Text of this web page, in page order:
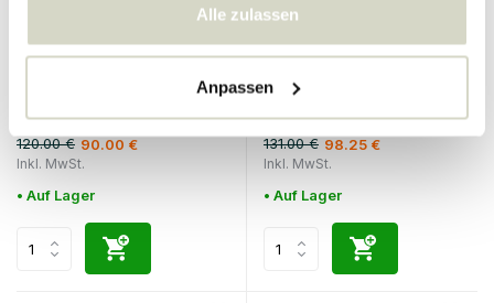
Alle zulassen
Anpassen
House Doctor
Crys Cognacgläser - 12er-
120.00 € 90.00 €
Inkl. MwSt.
• Auf Lager
House Doctor
Rata Körbe - 3er Set
131.00 € 98.25 €
Inkl. MwSt.
• Auf Lager